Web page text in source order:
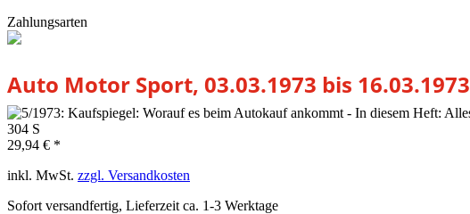
Zahlungsarten
Auto Motor Sport, 03.03.1973 bis 16.03.1973
29,94 € *
inkl. MwSt. zzgl. Versandkosten
Sofort versandfertig, Lieferzeit ca. 1-3 Werktage